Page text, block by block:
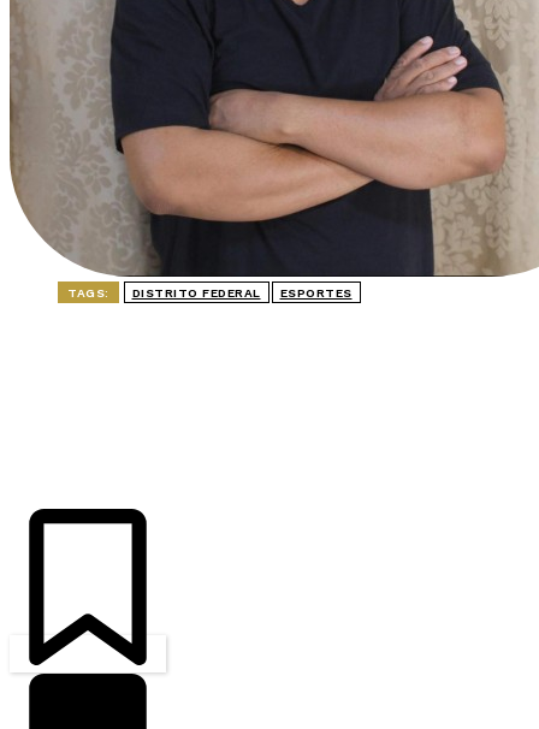
TAGS: DISTRITO FEDERAL ESPORTES